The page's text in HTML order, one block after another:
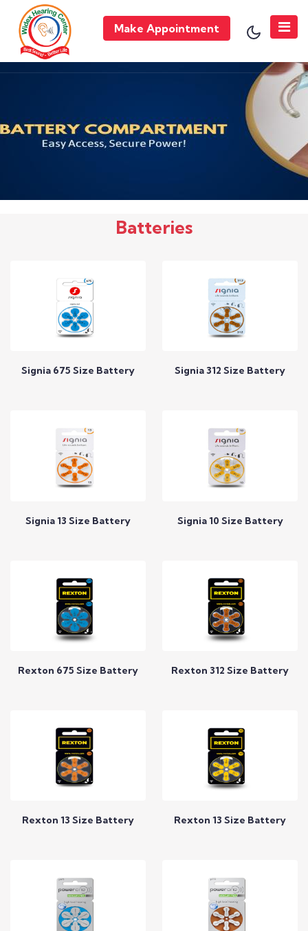
Make Appointment
Batteries
Call to Expert
Signia 675 Size Battery
Call to Expert
Signia 312 Size Battery
Call to Expert
Signia 13 Size Battery
Call to Expert
Signia 10 Size Battery
Call to Expert
Rexton 675 Size Battery
Call to Expert
Rexton 312 Size Battery
Call to Expert
Rexton 13 Size Battery
Call to Expert
Rexton 13 Size Battery